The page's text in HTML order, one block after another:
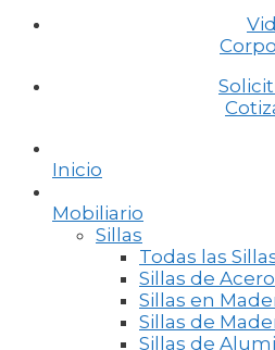
Inicio
Mobiliario
Sillas
Todas las
Sillas de Acero
Sillas en
Sillas de
Sillas de